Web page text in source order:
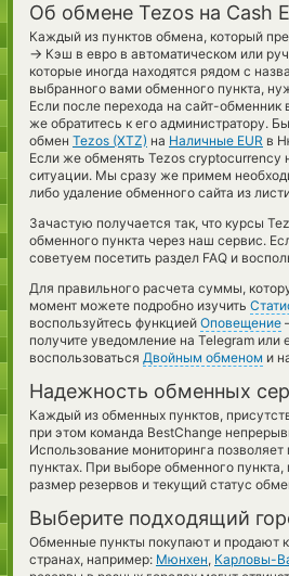
Об обмене Tezos на Cash
Каждый из пунктов обмена, который
→ Кэш в евро в автоматическом или
которые иногда находятся рядом с
выбранного вами обменного пункта,
Если после перехода на сайт-
же обратитесь к его администратору.
обмен Tezos (XTZ) на Наличные EUR в
Если же обменять Tezos cryptocurrency
ситуации. Мы сразу же примем
либо удаление обменного сайта из
Зачастую получается так, что курсы
обменного пункта через наш сервис.
советуем посетить раздел FAQ и
Для правильного расчета суммы,
момент можете подробно изучить
воспользуйтесь функцией Оповещение
получите уведомление на Telegram
воспользоваться Двойным обменом и
Надежность обменных
Каждый из обменных пунктов,
при этом команда BestChange
Использование мониторинга
пунктах. При выборе обменного
размер резервов и текущий статус
Выберите подходящий
Обменные пункты покупают и продают
странах, например: Мюнхен, Карловы-